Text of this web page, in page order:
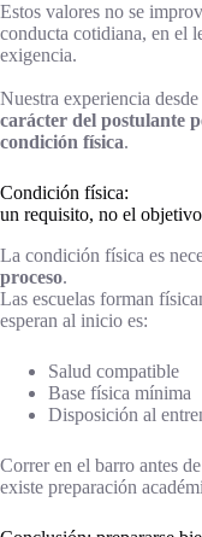
Estos valores no se
conducta cotidiana, en el
exigencia.
Nuestra experiencia
carácter del postulante
condición física.
Condición física:
un requisito, no el objetivo
La condición física es
proceso.
Las escuelas forman
esperan al inicio es:
Salud compatible
Base física mínima
Disposición al
Correr en el barro antes
existe preparación